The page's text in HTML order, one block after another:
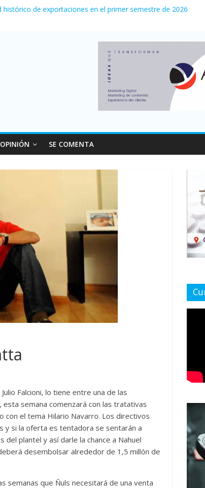
usados en julio: bajó un 12,6% interanual
41.000 kioscos: el sector denuncia crisis como en 2001
y consumo turístico: 4,6 millones de personas
OPINIÓN SE COMENTA
Falcioni, lo tiene entre una de las
esta semana comenzará con las tratativas
con el tema Hilario Navarro. Los directivos
y si la oferta es tentadora se sentarán a
plantel y así darle la chance a Nahuel
desembolsar alrededor de 1,5 millón de
semanas que Ñuls necesitará de una venta